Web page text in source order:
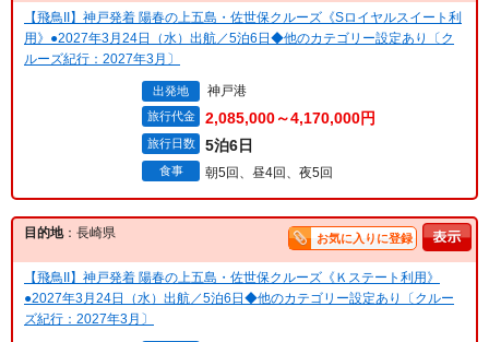
【飛鳥II】神戸発着 陽春の上五島・佐世保クルーズ《Sロイヤルスイート利
用》●2027年3月24日（水）出航／5泊6日◆他のカテゴリー設定あり〔ク
ルーズ紀行：2027年3月〕
出発地 神戸港
旅行代金 2,085,000～4,170,000円
旅行日数 5泊6日
食事 朝5回、昼4回、夜5回
目的地：長崎県 お気に入りに登録
【飛鳥II】神戸発着 陽春の上五島・佐世保クルーズ《Ｋステート利用》
●2027年3月24日（水）出航／5泊6日◆他のカテゴリー設定あり〔クルー
ズ紀行：2027年3月〕